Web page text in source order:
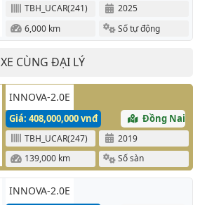
TBH_UCAR(241)
2025
6,000 km
Số tự động
XE CÙNG ĐẠI LÝ
INNOVA-2.0E
Giá: 408,000,000 vnđ Đồng Nai
TBH_UCAR(247)
2019
139,000 km
Số sàn
INNOVA-2.0E